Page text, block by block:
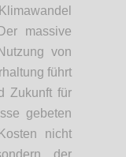
massive
von
führt
Zukunft für
gebeten
nicht
der